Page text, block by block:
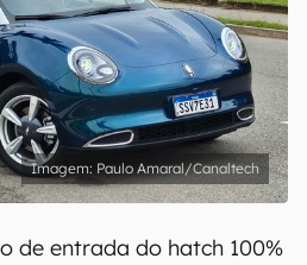
Paulo Amaral/Canaltech
de entrada do hatch 100%